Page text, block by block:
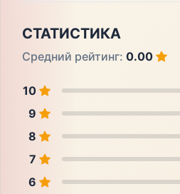
СТАТИСТИКА
Средний рейтинг: 0.00
10
9
8
7
6